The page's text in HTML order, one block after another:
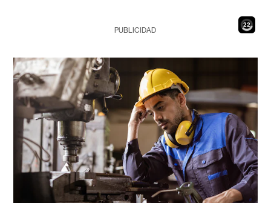
20
PUBLICIDAD